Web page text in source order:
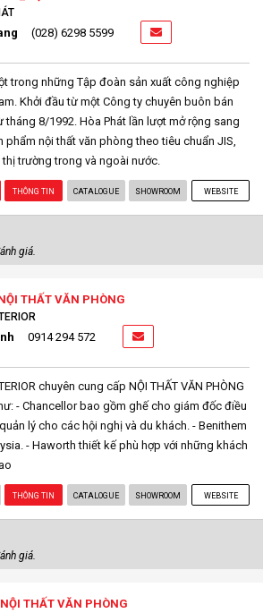
(028) 6298 5599
trong những Tập đoàn sản xuất công nghiệp
Khởi đầu từ một Công ty chuyên buôn bán
8/1992. Hòa Phát lần lượt mở rộng sang
phẩm nội thất văn phòng theo tiêu chuẩn JIS,
thị trường trong và ngoài nước.
THÔNG TIN CATALOGUE SHOWROOM WEBSITE
giá.
THẤT VĂN PHÒNG
0914 294 572
chuyên cung cấp NỘI THẤT VĂN PHÒNG
- Chancellor bao gồm ghế cho giám đốc điều
lý cho các hội nghị và du khách. - Benithem
- Haworth thiết kế phù hợp với những khách
THÔNG TIN CATALOGUE SHOWROOM WEBSITE
giá.
THẤT VĂN PHÒNG